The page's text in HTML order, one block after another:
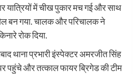
यात्रियों में चीख पुकार मच गई और साथ
बन गया. चालक और परिचालक ने
रोक दिया.
थाना प्रभारी इंस्पेक्टर अमरजीत सिंह
पहुंचे और तत्काल फायर ब्रिगेड की टीम